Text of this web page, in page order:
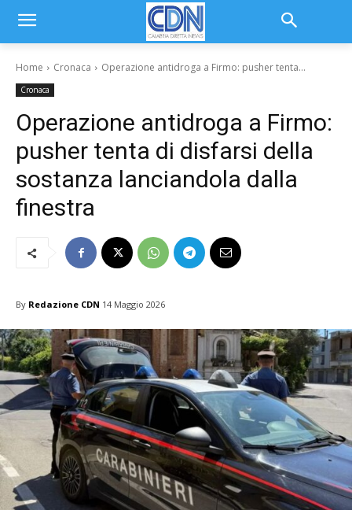
Home Cronaca Operazione antidroga a Firmo: pusher tenta...
Cronaca
Operazione antidroga a Firmo:
pusher tenta di disfarsi della
sostanza lanciandola dalla
finestra
By Redazione CDN 14 Maggio 2026